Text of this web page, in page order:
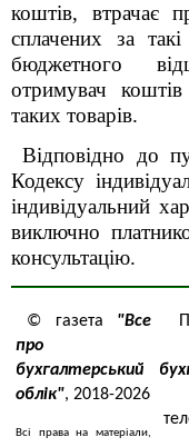
коштів, втрачає
сплачених за
бюджетного
отримувач
таких товарів.
Відповідно до
Кодексу
індивідуальний
виключно
консультацію.
© газета "Все
про
бухгалтерський
облік", 2018-2026
Всі права на матеріали,